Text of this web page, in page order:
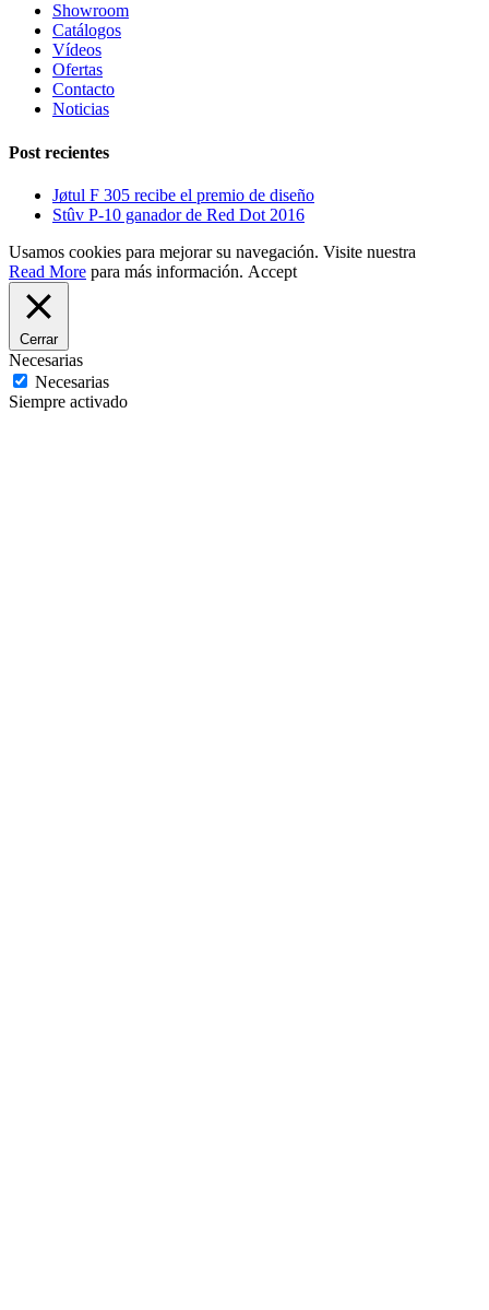
Showroom
Catálogos
Vídeos
Ofertas
Contacto
Noticias
Post recientes
Jøtul F 305 recibe el premio de diseño
Stûv P-10 ganador de Red Dot 2016
Usamos cookies para mejorar su navegación. Visite nuestra
Read More para más información. Accept
Cerrar
Necesarias
Necesarias
Siempre activado